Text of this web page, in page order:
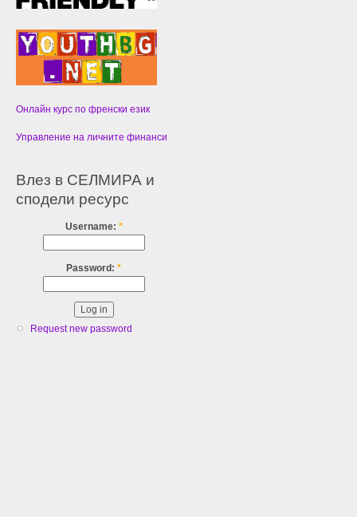
Онлайн курс по френски език
Управление на личните финанси
Влез в СЕЛМИРА и
сподели ресурс
Username: *
Password: *
Request new password